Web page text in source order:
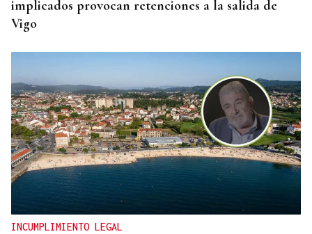
implicados provocan retenciones a la salida de
Vigo
INCUMPLIMIENTO LEGAL